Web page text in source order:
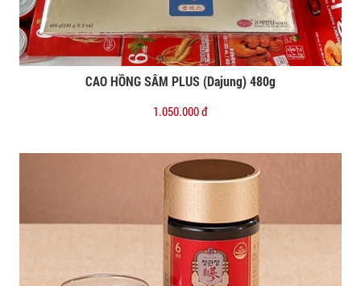
Đặt mua
CAO HỒNG SÂM PLUS (Dajung) 480g
1.050.000 đ